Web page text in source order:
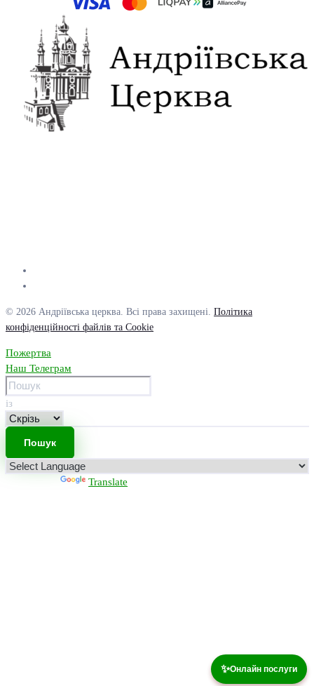
✨Онлайн послуги
© 2026 Андріївська церква. Всі права захищені. Політика
конфіденційності файлів та Cookie
Пожертва
Наш Телеграм
із
Translate